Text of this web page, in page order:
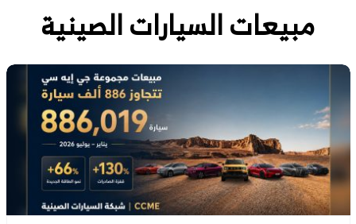
مبيعات السيارات الصينية